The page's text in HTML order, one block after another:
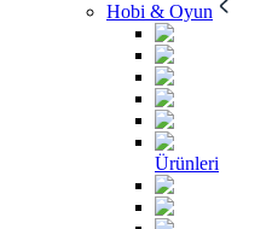
Hobi & Oyun
Ürünleri